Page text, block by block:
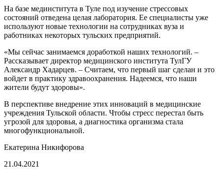
На базе мединститута в Туле под изучение стрессовых
состояний отведена целая лаборатория. Ее специалисты уже
используют новые технологии на сотрудниках вуза и
работниках некоторых тульских предприятий.
«Мы сейчас занимаемся доработкой наших технологий. –
Рассказывает директор медицинского института ТулГУ
Александр Хадарцев. – Считаем, что первый шаг сделан и это
войдет в практику здравоохранения. Надеемся, что наши
жители будут здоровы».
В перспективе внедрение этих инноваций в медицинские
учреждения Тульской области. Чтобы стресс перестал быть
угрозой для здоровья, а диагностика организма стала
многофункциональной.
Екатерина Никифорова
21.04.2021